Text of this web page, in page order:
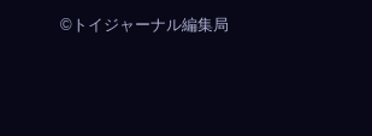
©トイジャーナル編集局